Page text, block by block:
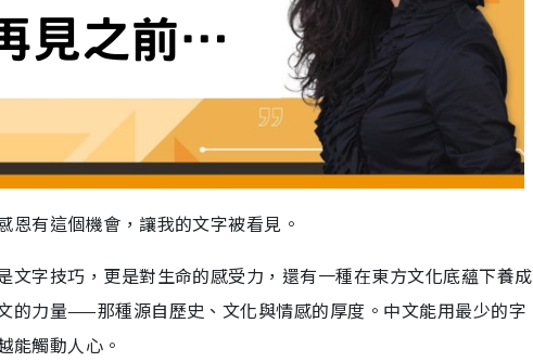
恩有這個機會，讓我的文字被看見。
文字技巧，更是對生命的感受力，還有一種在東方文化底蘊下養
的力量——那種源自歷史、文化與情感的厚度。中文能用最少的字
能觸動人心。